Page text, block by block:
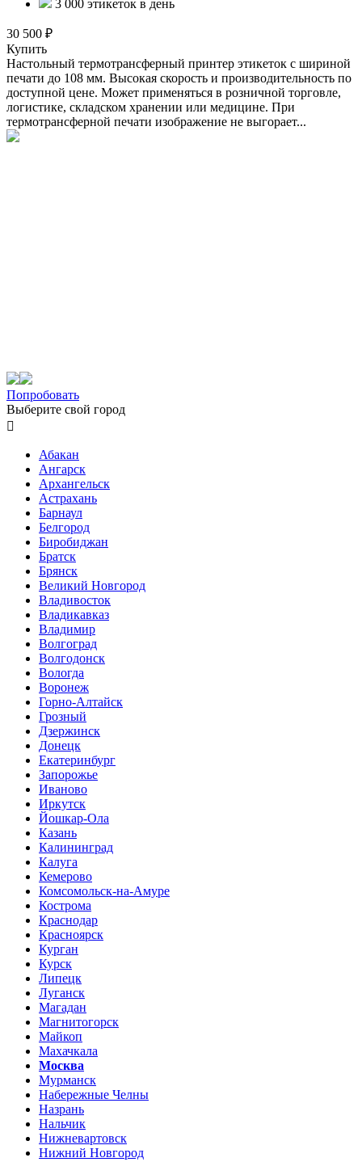
3 000 этикеток в день
30 500 ₽
Купить
Настольный термотрансферный принтер этикеток с шириной
печати до 108 мм. Высокая скорость и производительность по
доступной цене. Может применяться в розничной торговле,
логистике, складском хранении или медицине. При
термотрансферной печати изображение не выгорает...
Попробовать
Выберите свой город

Абакан
Ангарск
Архангельск
Астрахань
Барнаул
Белгород
Биробиджан
Братск
Брянск
Великий Новгород
Владивосток
Владикавказ
Владимир
Волгоград
Волгодонск
Вологда
Воронеж
Горно-Алтайск
Грозный
Дзержинск
Донецк
Екатеринбург
Запорожье
Иваново
Иркутск
Йошкар-Ола
Казань
Калининград
Калуга
Кемерово
Комсомольск-на-Амуре
Кострома
Краснодар
Красноярск
Курган
Курск
Липецк
Луганск
Магадан
Магнитогорск
Майкоп
Махачкала
Москва
Мурманск
Набережные Челны
Назрань
Нальчик
Нижневартовск
Нижний Новгород